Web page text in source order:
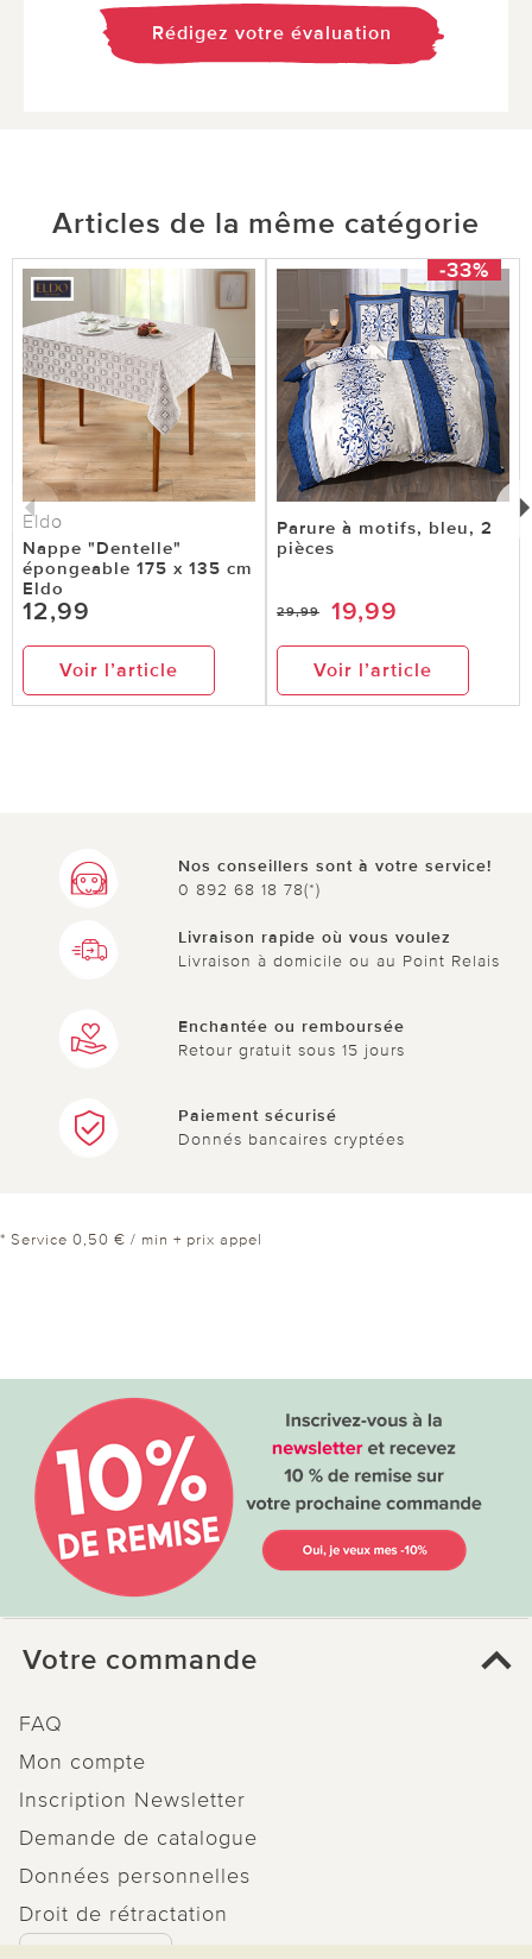
Rédigez votre évaluation
Articles de la même catégorie
Eldo
Nappe "Dentelle"
épongeable 175 x 135 cm
Eldo
12,99
Voir l’article
-33%
Parure à motifs, bleu, 2
pièces
29,99 19,99
Voir l’article
Nos conseillers sont à votre service!
0 892 68 18 78(*)
Livraison rapide où vous voulez
Livraison à domicile ou au Point Relais
Enchantée ou remboursée
Retour gratuit sous 15 jours
Paiement sécurisé
Donnés bancaires cryptées
* Service 0,50 € / min + prix appel
Votre commande
FAQ
Mon compte
Inscription Newsletter
Demande de catalogue
Données personnelles
Droit de rétractation